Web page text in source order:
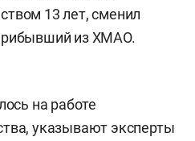
13 лет, сменил
из ХМАО.
на работе
указывают эксперты